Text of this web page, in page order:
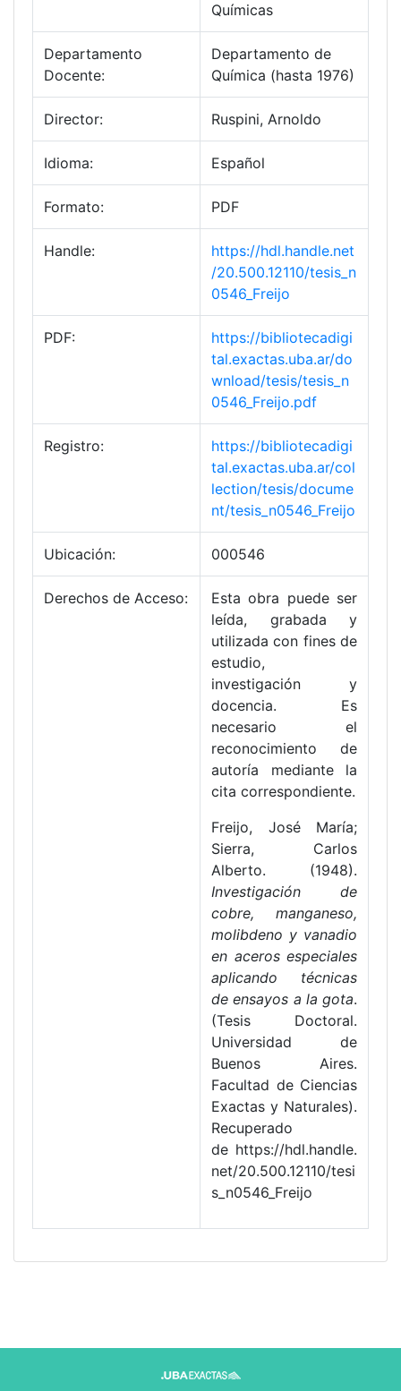
Químicas
Departamento
Docente:
Departamento de
Química (hasta 1976)
Director: Ruspini, Arnoldo
Idioma: Español
Formato: PDF
Handle:
https://hdl.handle.net
/20.500.12110/tesis_n
0546_Freijo
PDF:
https://bibliotecadigi
tal.exactas.uba.ar/do
wnload/tesis/tesis_n
0546_Freijo.pdf
Registro:
https://bibliotecadigi
tal.exactas.uba.ar/col
lection/tesis/docume
nt/tesis_n0546_Freijo
Ubicación: 000546
Derechos de Acceso:
Esta obra puede ser
leída, grabada y
utilizada con fines de
estudio,
investigación y
docencia. Es
necesario el
reconocimiento de
autoría mediante la
cita correspondiente.
Freijo, José María;
Sierra, Carlos
Alberto. (1948).
Investigación de
cobre, manganeso,
molibdeno y vanadio
en aceros especiales
aplicando técnicas
de ensayos a la gota.
(Tesis Doctoral.
Universidad de
Buenos Aires.
Facultad de Ciencias
Exactas y Naturales).
Recuperado
de https://hdl.handle.
net/20.500.12110/tesi
s_n0546_Freijo